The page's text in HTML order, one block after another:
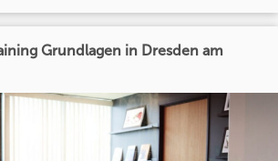
Grundlagen in Dresden am